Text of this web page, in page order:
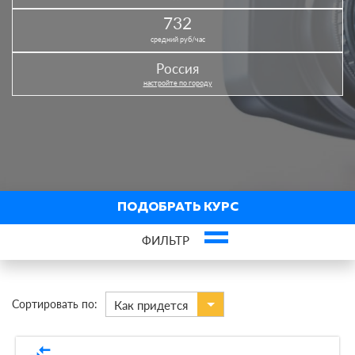
732
средний руб/час
Россия
настройте по городу
Сортировать по: Как придется
ПОДОБРАТЬ КУРС
ФИЛЬТР
В городах
По виду